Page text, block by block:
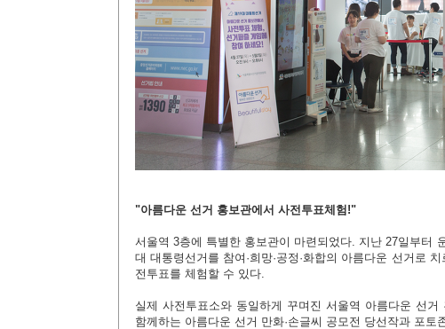
"아름다운 선거 홍보관에서 사전투표체험!"
서울역 3층에 특별한 홍보관이 마련되었다. 지난 27일부터
대대통령선거를 참여·희망·공정·화합의 아름다운 선거로
전투표를 체험할 수 있다.
실제 사전투표소와 동일하게 꾸며진 서울역 아름다운 선
함께하는 아름다운 선거 만화·손글씨 공모전 당선작과 포토